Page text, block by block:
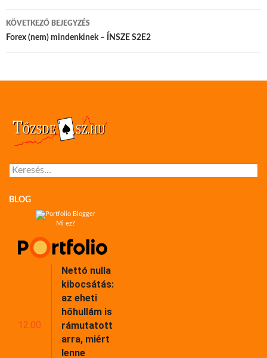
KÖVETKEZŐ BEJEGYZÉS
Forex (nem) mindenkinek – ÍNSZE S2E2
Keresés:
BLOG
Mi ez?
12:00
Nettó nulla
kibocsátás:
az eheti
hőhullám is
rámutatott
arra, miért
lenne